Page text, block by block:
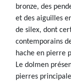
bronze, des
et des aiguilles
de silex, dont
contemporains
hache en pierre
Le dolmen
pierres